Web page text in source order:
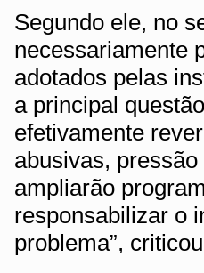
Segundo ele, no
necessariamente
adotados pelas
a principal
efetivamente
abusivas,
ampliarão
responsabilizar o
problema”,